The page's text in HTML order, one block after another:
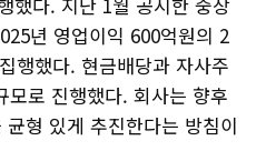
년 영업이익 600억원의 2
행했다. 현금배당과 자사주
모로 진행했다. 회사는 향후
형 있게 추진한다는 방침이